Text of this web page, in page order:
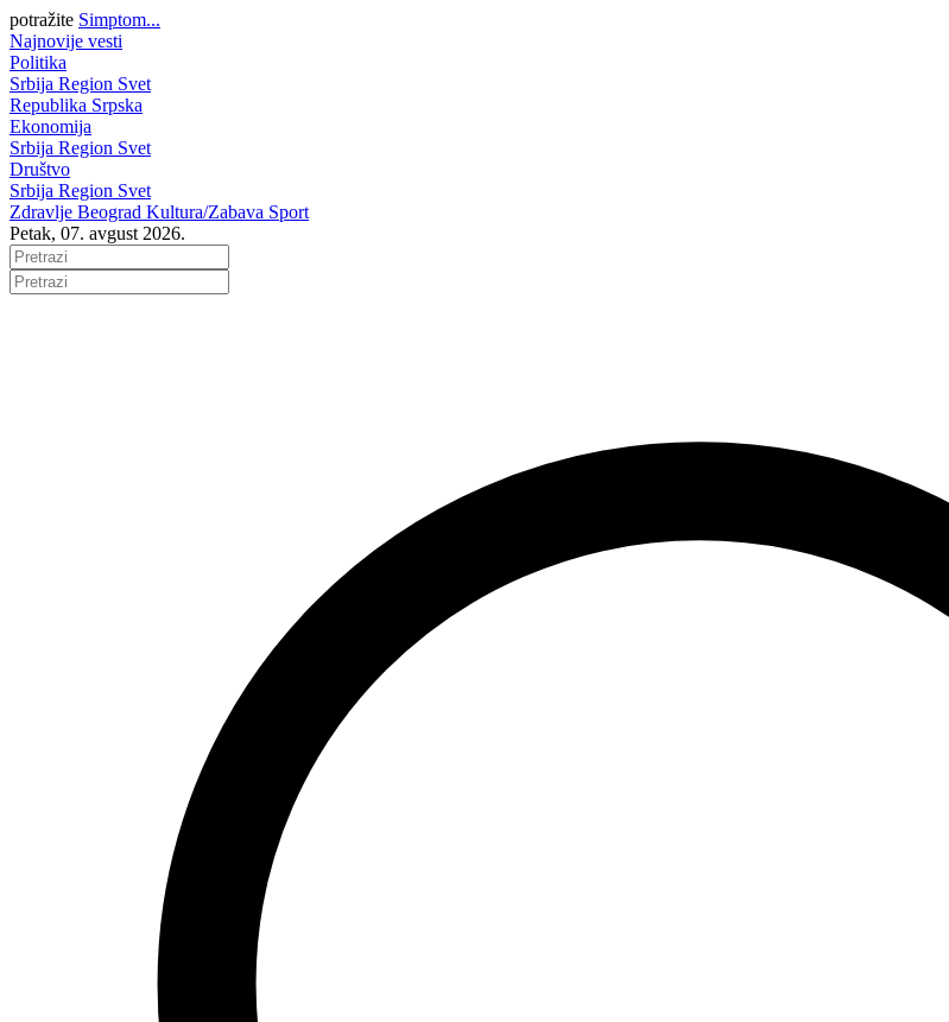
potražite Simptom...
Najnovije vesti
Politika
Srbija Region Svet
Republika Srpska
Ekonomija
Srbija Region Svet
Društvo
Srbija Region Svet
Zdravlje Beograd Kultura/Zabava Sport
Petak, 07. avgust 2026.